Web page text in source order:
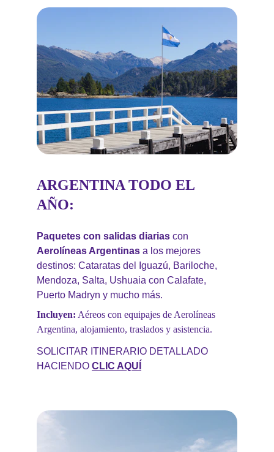
ARGENTINA TODO EL
AÑO:
Paquetes con salidas diarias con
Aerolíneas Argentinas a los mejores
destinos: Cataratas del Iguazú, Bariloche,
Mendoza, Salta, Ushuaia con Calafate,
Puerto Madryn y mucho más.
Incluyen: Aéreos con equipajes de Aerolíneas
Argentina, alojamiento, traslados y asistencia.
SOLICITAR ITINERARIO DETALLADO
HACIENDO CLIC AQUÍ